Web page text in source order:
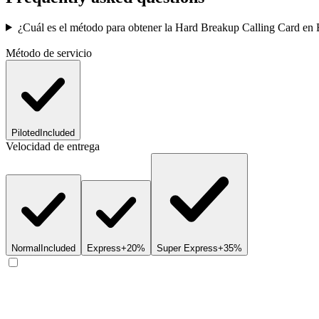
¿Cuál es el método para obtener la Hard Breakup Calling Card en
Método de servicio
PilotedIncluded
Velocidad de entrega
NormalIncluded Express+20% Super Express+35%